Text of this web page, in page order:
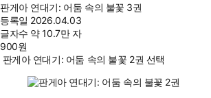
판게아 연대기: 어둠 속의 불꽃 3권
등록일 2026.04.03
글자수 약 10.7만 자
900원
판게아 연대기: 어둠 속의 불꽃 2권 선택